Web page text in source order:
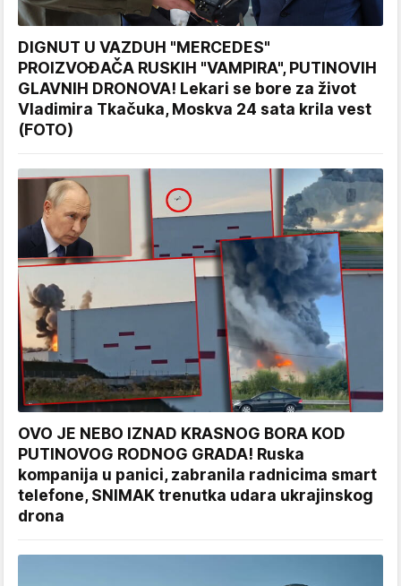
DIGNUT U VAZDUH "MERCEDES"
PROIZVOĐAČA RUSKIH "VAMPIRA", PUTINOVIH
GLAVNIH DRONOVA! Lekari se bore za život
Vladimira Tkačuka, Moskva 24 sata krila vest
(FOTO)
OVO JE NEBO IZNAD KRASNOG BORA KOD
PUTINOVOG RODNOG GRADA! Ruska
kompanija u panici, zabranila radnicima smart
telefone, SNIMAK trenutka udara ukrajinskog
drona